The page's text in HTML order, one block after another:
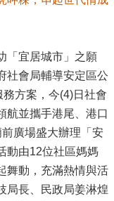
「宜居城市」之願
社會局輔導安定區公
方案，今(4)日社會
航並攜手港尾、港口
廣場盛大辦理「安
動由12位社區媽媽
舞動，充滿熱情與活
局長、民政局姜淋煌